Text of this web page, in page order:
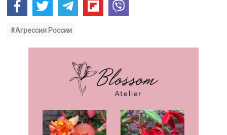
#Агрессия России